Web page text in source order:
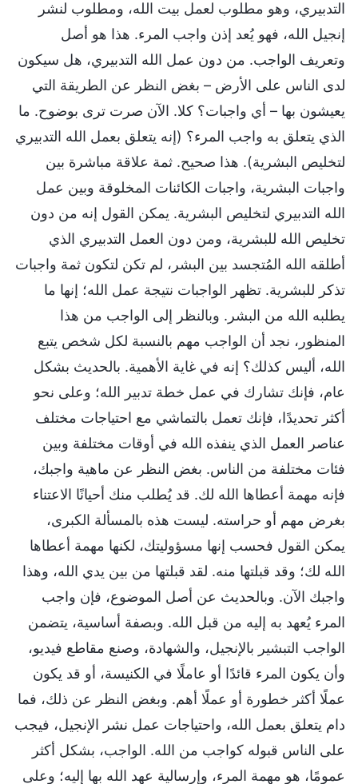
التدبيري، وهو مطلوب لعمل بيت الله، ومطلوب لنشر
إنجيل الله، فهو يُعد إذن واجب المرء. هذا هو أصل
وتعريف الواجب. من دون عمل الله التدبيري، هل سيكون
لدى الناس على الأرض – بغض النظر عن الطريقة التي
يعيشون بها – أي واجبات؟ كلا. الآن صرت ترى بوضوح. ما
الذي يتعلق به واجب المرء؟ (إنه يتعلق بعمل الله التدبيري
لتخليص البشرية). هذا صحيح. ثمة علاقة مباشرة بين
واجبات البشرية، واجبات الكائنات المخلوقة وبين عمل
الله التدبيري لتخليص البشرية. يمكن القول إنه من دون
تخليص الله للبشرية، ومن دون العمل التدبيري الذي
أطلقه الله المُتجسد بين البشر، لم تكن لتكون ثمة واجبات
تذكر للبشرية. تظهر الواجبات نتيجة عمل الله؛ إنها ما
يطلبه الله من البشر. وبالنظر إلى الواجب من هذا
المنظور، نجد أن الواجب مهم بالنسبة لكل شخص يتبع
الله، أليس كذلك؟ إنه في غاية الأهمية. بالحديث بشكل
عام، فإنك تشارك في عمل خطة تدبير الله؛ وعلى نحو
أكثر تحديدًا، فإنك تعمل بالتماشي مع احتياجات مختلف
عناصر العمل الذي ينفذه الله في أوقات مختلفة وبين
فئات مختلفة من الناس. بغض النظر عن ماهية واجبك،
فإنه مهمة أعطاها الله لك. قد يُطلب منك أحيانًا الاعتناء
بغرض مهم أو حراسته. ليست هذه بالمسألة الكبرى،
يمكن القول فحسب إنها مسؤوليتك، لكنها مهمة أعطاها
الله لك؛ وقد قبلتها منه. لقد قبلتها من بين يدي الله، وهذا
واجبك الآن. وبالحديث عن أصل الموضوع، فإن واجب
المرء يُعهد به إليه من قبل الله. وبصفة أساسية، يتضمن
الواجب التبشير بالإنجيل، والشهادة، وصنع مقاطع فيديو،
وأن يكون المرء قائدًا أو عاملًا في الكنيسة، أو قد يكون
عملًا أكثر خطورة أو عملًا أهم. وبغض النظر عن ذلك، فما
دام يتعلق بعمل الله، واحتياجات عمل نشر الإنجيل، فيجب
على الناس قبوله كواجب من الله. الواجب، بشكل أكثر
عمومًا، هو مهمة المرء، وإرسالية عهد الله بها إليه؛ وعلى